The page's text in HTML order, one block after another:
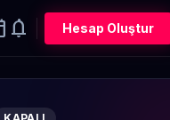
notifications Hesap Oluştur